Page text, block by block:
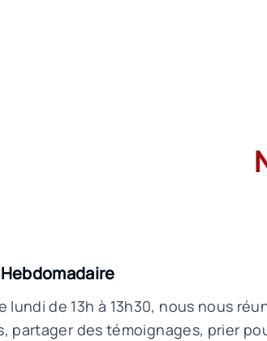
lundi de 13h à 13h30, nous nous
partager des témoignages, prier